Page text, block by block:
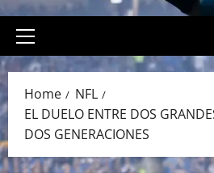
Primary
Menu
Home
NFL
EL DUELO ENTRE DOS
DOS GENERACIONES